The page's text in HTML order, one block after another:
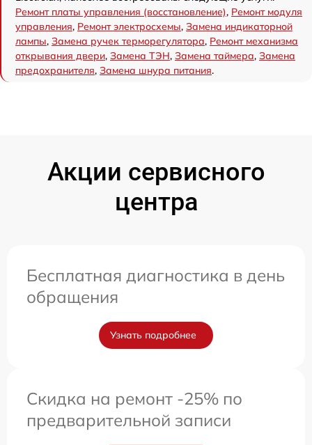
Ремонт платы управления (восстановление), Ремонт модуля
управления, Ремонт электросхемы, Замена индикаторной
лампы, Замена ручек терморегулятора, Ремонт механизма
открывания двери, Замена ТЭН, Замена таймера, Замена
предохранителя, Замена шнура питания.
Акции сервисного
центра
Бесплатная диагностика в день
обращения
Узнать подробнее
Скидка на ремонт -25% по
предварительной записи